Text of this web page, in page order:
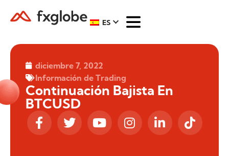
ES
diciembre 7, 2022
Información de Trading
Continuación Bajista En
BTCUSD